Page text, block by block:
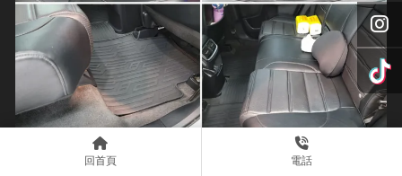
​▼在陽光底下，車子整理得乾乾淨淨，說真的，光這樣就
回首頁 電話